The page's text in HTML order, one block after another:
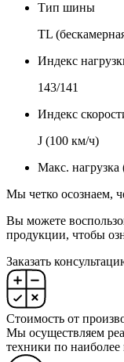
Тип шины
TL
Индекс
143/141
Индекс
J (100 км/ч)
Макс. нагрузка
Мы четко осознаем,
Вы можете
продукции, чтобы
Заказать
Стоимость от
Мы осуществляем
техники по